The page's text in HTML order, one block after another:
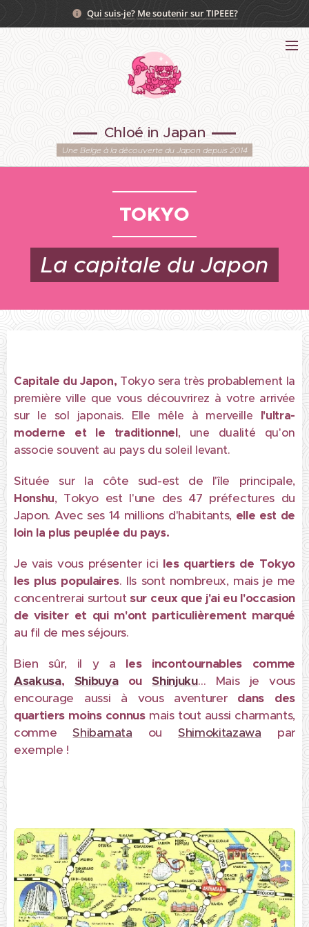
Qui suis-je? Me soutenir sur TIPEEE?
Chloé in Japan
Une Belge à la découverte du Japon depuis 2014
TOKYO
La capitale du Japon
Capitale du Japon, Tokyo sera très probablement la
première ville que vous découvrirez à votre arrivée
sur le sol japonais. Elle mêle à merveille l'ultra-
moderne et le traditionnel, une dualité qu'on
associe souvent au pays du soleil levant.
Située sur la côte sud-est de l'île principale,
Honshu, Tokyo est l'une des 47 préfectures du
Japon. Avec ses 14 millions d'habitants, elle est de
loin la plus peuplée du pays.
Je vais vous présenter ici les quartiers de Tokyo
les plus populaires. Ils sont nombreux, mais je me
concentrerai surtoutsur ceux que j'ai eu l'occasion
de visiter et qui m'ont particulièrement marqué
au fil de mes séjours.
Bien sûr, il y a les incontournables comme
Asakusa, ShibuyaouShinjuku… Mais je vous
encourage aussi à vous aventurer dans des
quartiers moins connusmais tout aussi charmants,
commeShibamata ouShimokitazawa par
exemple !